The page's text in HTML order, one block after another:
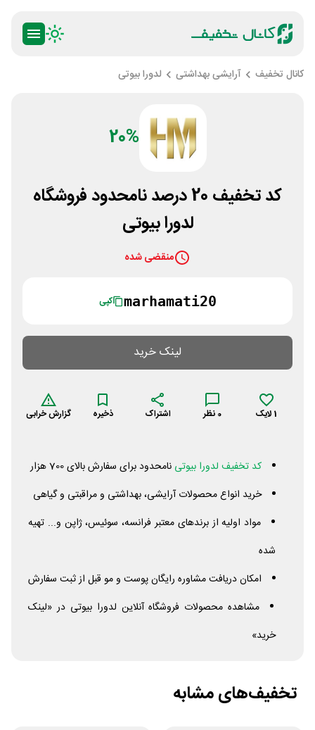
کانال تخفیف آرایشی بهداشتی لدورا بیوتی
20%
کد تخفیف 20 درصد نامحدود فروشگاه
لدورا بیوتی
منقضی شده
marhamati20 کپی
لینک خرید
1لایک 0 نظر اشتراک ذخیره گزارش خرابی
کد تخفیف لدورا بیوتی نامحدود برای سفارش بالای 700 هزار
خرید انواع محصولات آرایشی، بهداشتی و مراقبتی و گیاهی
مواد اولیه از برندهای معتبر فرانسه، سوئیس، ژاپن و... تهیه
شده
امکان دریافت مشاوره رایگان پوست و مو قبل از ثبت سفارش
مشاهده محصولات فروشگاه آنلاین لدورا بیوتی در «لینک
خرید»
تخفیف‌های مشابه